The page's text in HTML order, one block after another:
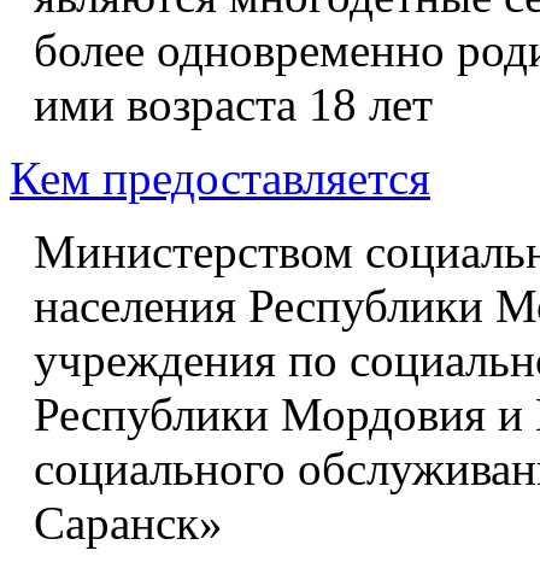
более одновременно
ими возраста 18 лет
Кем предоставляется
Министерством
населения Республики
учреждения по
Республики Мордовия
социального
Саранск»